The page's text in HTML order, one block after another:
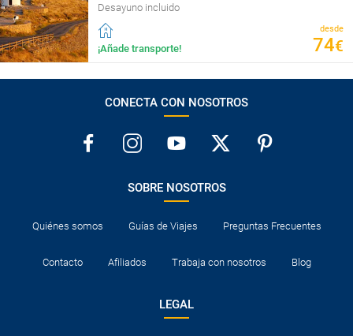
Desayuno incluido
¡Añade transporte!
desde
74€
CONECTA CON NOSOTROS
SOBRE NOSOTROS
Quiénes somos Guías de Viajes Preguntas Frecuentes
Contacto Afiliados Trabaja con nosotros Blog
LEGAL